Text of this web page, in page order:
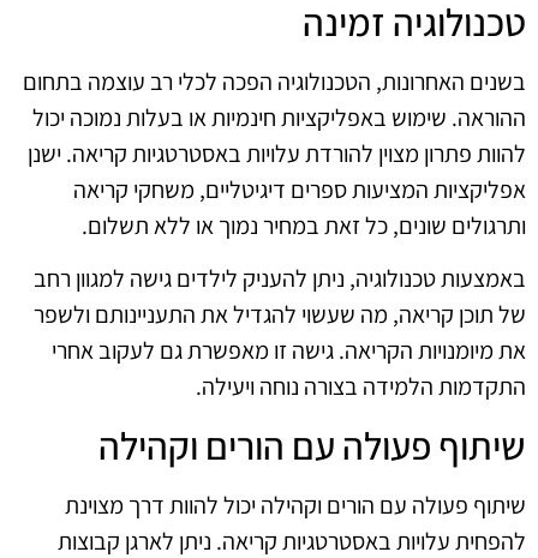
טכנולוגיה זמינה
בשנים האחרונות, הטכנולוגיה הפכה לכלי רב עוצמה בתחום
ההוראה. שימוש באפליקציות חינמיות או בעלות נמוכה יכול
להוות פתרון מצוין להורדת עלויות באסטרטגיות קריאה. ישנן
אפליקציות המציעות ספרים דיגיטליים, משחקי קריאה
ותרגולים שונים, כל זאת במחיר נמוך או ללא תשלום.
באמצעות טכנולוגיה, ניתן להעניק לילדים גישה למגוון רחב
של תוכן קריאה, מה שעשוי להגדיל את התעניינותם ולשפר
את מיומנויות הקריאה. גישה זו מאפשרת גם לעקוב אחרי
התקדמות הלמידה בצורה נוחה ויעילה.
שיתוף פעולה עם הורים וקהילה
שיתוף פעולה עם הורים וקהילה יכול להוות דרך מצוינת
להפחית עלויות באסטרטגיות קריאה. ניתן לארגן קבוצות